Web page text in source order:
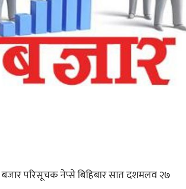
परिसूचक नेप्से बिहिबार सात दशमलव २७